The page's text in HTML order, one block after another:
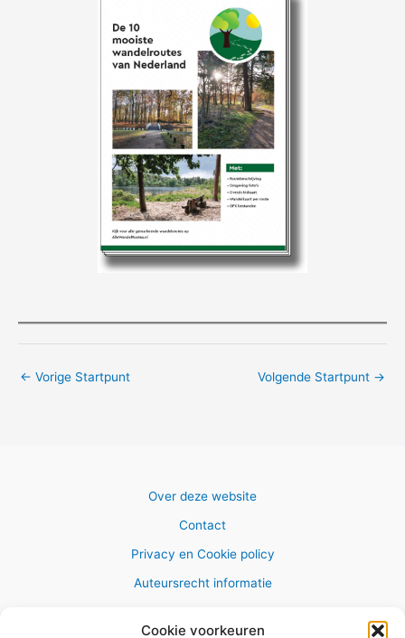
Cookie voorkeuren
← Vorige Startpunt Volgende Startpunt →
Over deze website
Contact
Privacy en Cookie policy
Auteursrecht informatie